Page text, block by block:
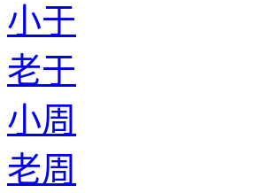
小于
老于
小周
老周